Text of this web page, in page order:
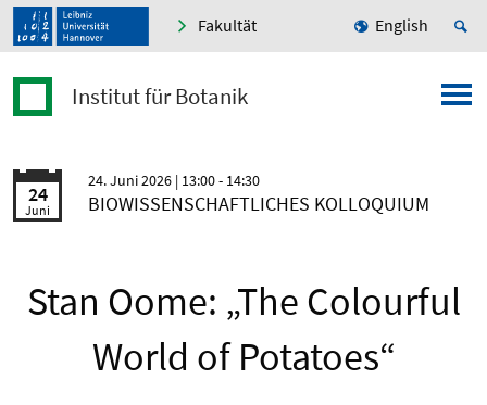
Fakultät English
Institut für Botanik
24
Juni
24. Juni 2026 | 13:00 - 14:30
BIOWISSENSCHAFTLICHES KOLLOQUIUM
Stan Oome: „The Colourful
World of Potatoes“